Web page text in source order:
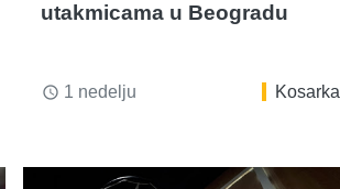
utakmicama u Beogradu
access_time 1 nedelju Kosarka